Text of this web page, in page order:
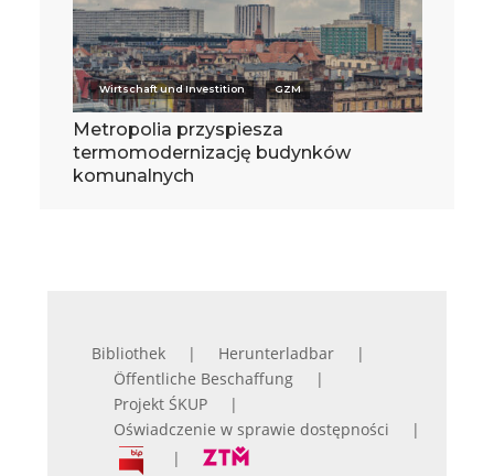
Wirtschaft und Investition GZM
Metropolia przyspiesza
termomodernizację budynków
komunalnych
Bibliothek
Herunterladbar
Öffentliche Beschaffung
Projekt ŚKUP
Oświadczenie w sprawie dostępności